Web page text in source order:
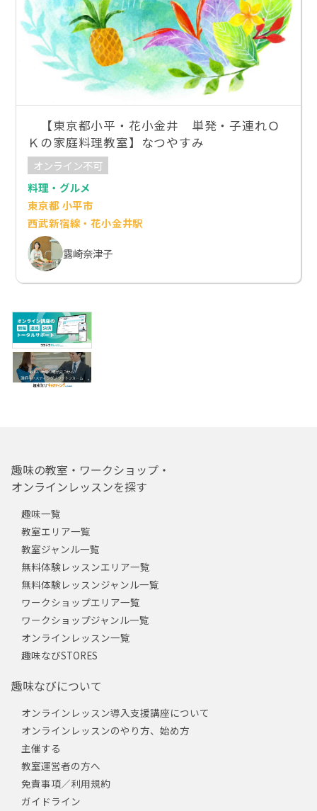
【東京都小平・花小金井 単発・子連れＯ
Ｋの家庭料理教室】なつやすみ
オンライン不可
料理・グルメ
東京都 小平市
西武新宿線・花小金井駅
露崎奈津子
趣味の教室・ワークショップ・
オンラインレッスンを探す
趣味一覧
教室エリア一覧
教室ジャンル一覧
無料体験レッスンエリア一覧
無料体験レッスンジャンル一覧
ワークショップエリア一覧
ワークショップジャンル一覧
オンラインレッスン一覧
趣味なびSTORES
趣味なびについて
オンラインレッスン導入支援講座について
オンラインレッスンのやり方、始め方
主催する
教室運営者の方へ
免責事項／利用規約
ガイドライン